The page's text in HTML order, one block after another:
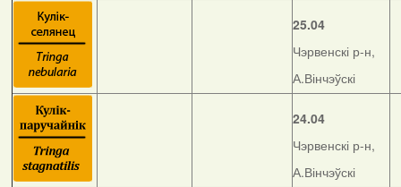
25.04
Чэрвенскі р-н,
А.Вінчэўскі
24.04
Чэрвенскі р-н,
А.Вінчэўскі